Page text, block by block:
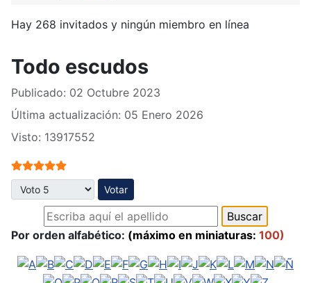
Hay 268 invitados y ningún miembro en línea
Todo escudos
Publicado: 02 Octubre 2023
Última actualización: 05 Enero 2026
Visto: 13917552
Ratio:5/5
Por favor, vote
Por orden alfabético: (máximo en miniaturas: 100)